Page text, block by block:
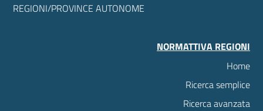
REGIONI/PROVINCE AUTONOME
NORMATTIVA REGIONI
Home
Ricerca semplice
Ricerca avanzata